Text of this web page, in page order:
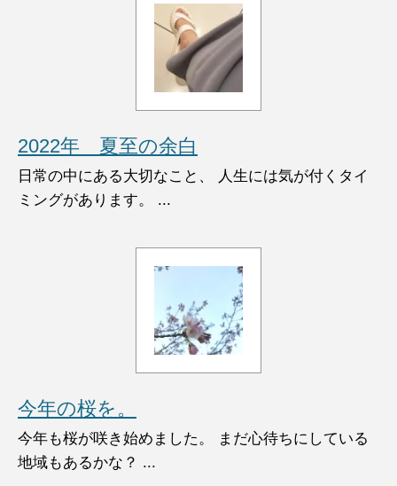
2022年 夏至の余白
日常の中にある大切なこと、 人生には気が付くタイ
ミングがあります。 ...
今年の桜を。
今年も桜が咲き始めました。 まだ心待ちにしている
地域もあるかな？ ...